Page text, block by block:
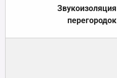
Звукоизоляция
перегородок